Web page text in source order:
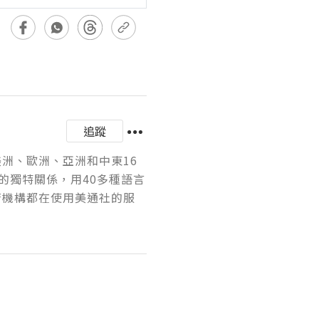
追蹤
、歐洲、亞洲和中東16
獨特關係，用40多種語言
構都在使用美通社的服